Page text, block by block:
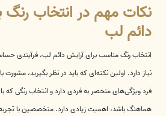
نکات مهم در انتخاب رنگ
دائم لب
انتخاب رنگ مناسب برای آرایش دائم لب، فرآیندی
نیاز دارد. اولین نکته‌ای که باید در نظر بگیرید،
فرد ویژگی‌های منحصر به فردی دارد و انتخاب رنگی
هماهنگ باشد، اهمیت زیادی دارد. متخصصین با تجربه